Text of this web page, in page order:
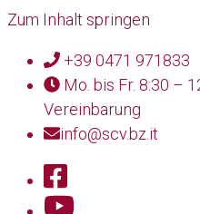
Zum Inhalt springen
+39 0471 971833
Mo. bis Fr. 8:30 –
Vereinbarung
info@scv.bz.it